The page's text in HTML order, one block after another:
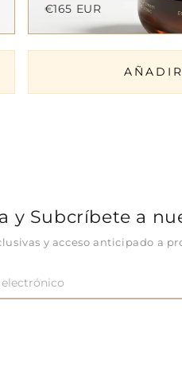
€165 EUR
y Subcríbete a
y acceso anticipado a